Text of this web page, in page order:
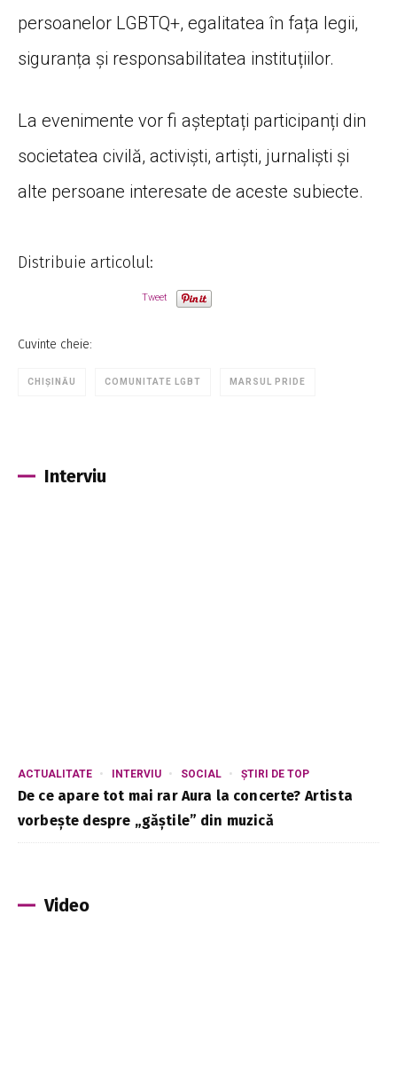
persoanelor LGBTQ+, egalitatea în fața legii,
siguranța și responsabilitatea instituțiilor.
La evenimente vor fi așteptați participanți din
societatea civilă, activiști, artiști, jurnaliști și
alte persoane interesate de aceste subiecte.
Distribuie articolul:
Tweet
Cuvinte cheie:
CHIȘINĂU COMUNITATE LGBT MARSUL PRIDE
Interviu
ACTUALITATE INTERVIU SOCIAL ȘTIRI DE TOP
De ce apare tot mai rar Aura la concerte? Artista
vorbește despre „găștile” din muzică
Video